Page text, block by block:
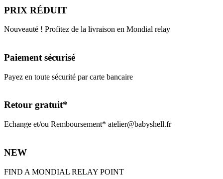
PRIX RÉDUIT
Nouveauté ! Profitez de la livraison en Mondial relay
Paiement sécurisé
Payez en toute sécurité par carte bancaire
Retour gratuit*
Echange et/ou Remboursement* atelier@babyshell.fr
NEW
FIND A MONDIAL RELAY POINT